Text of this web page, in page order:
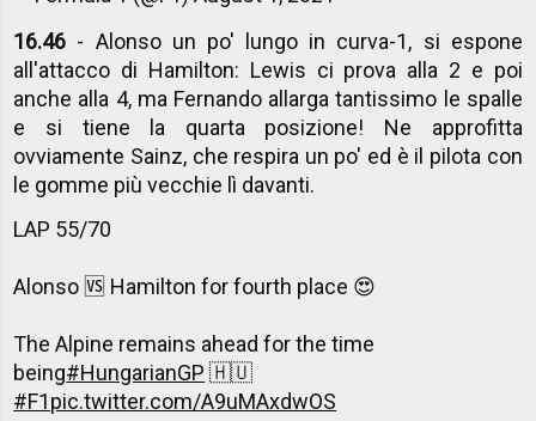
16.46 - Alonso un po' lungo in curva-1, si espone
all'attacco di Hamilton: Lewis ci prova alla 2 e poi
anche alla 4, ma Fernando allarga tantissimo le spalle
e si tiene la quarta posizione! Ne approfitta
ovviamente Sainz, che respira un po' ed è il pilota con
le gomme più vecchie lì davanti.
LAP 55/70
Alonso 🆚 Hamilton for fourth place 😍
The Alpine remains ahead for the time
being#HungarianGP 🇭🇺
#F1pic.twitter.com/A9uMAxdwOS